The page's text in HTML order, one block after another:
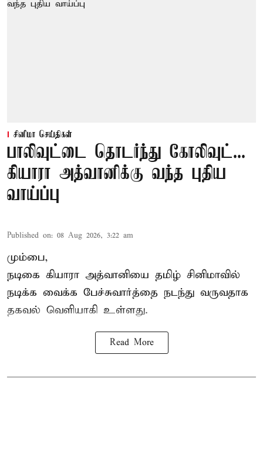
சினிமா செய்திகள்
பாலிவுட்டை தொடர்ந்து கோலிவுட்...
கியாரா அத்வானிக்கு வந்த புதிய
வாய்ப்பு
Published on: 08 Aug 2026, 3:22 am
மும்பை,
நடிகை கியாரா அத்வானியை தமிழ் சினிமாவில்
நடிக்க வைக்க பேச்சுவார்த்தை நடந்து வருவதாக
தகவல் வெளியாகி உள்ளது.
Read More